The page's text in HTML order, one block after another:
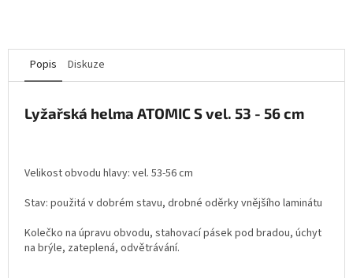
Popis Diskuze
Lyžařská helma ATOMIC S vel. 53 - 56 cm
Velikost obvodu hlavy: vel. 53-56 cm
Stav: použitá v dobrém stavu, drobné oděrky vnějšího laminátu
Kolečko na úpravu obvodu, stahovací pásek pod bradou, úchyt
na brýle, zateplená, odvětrávání.